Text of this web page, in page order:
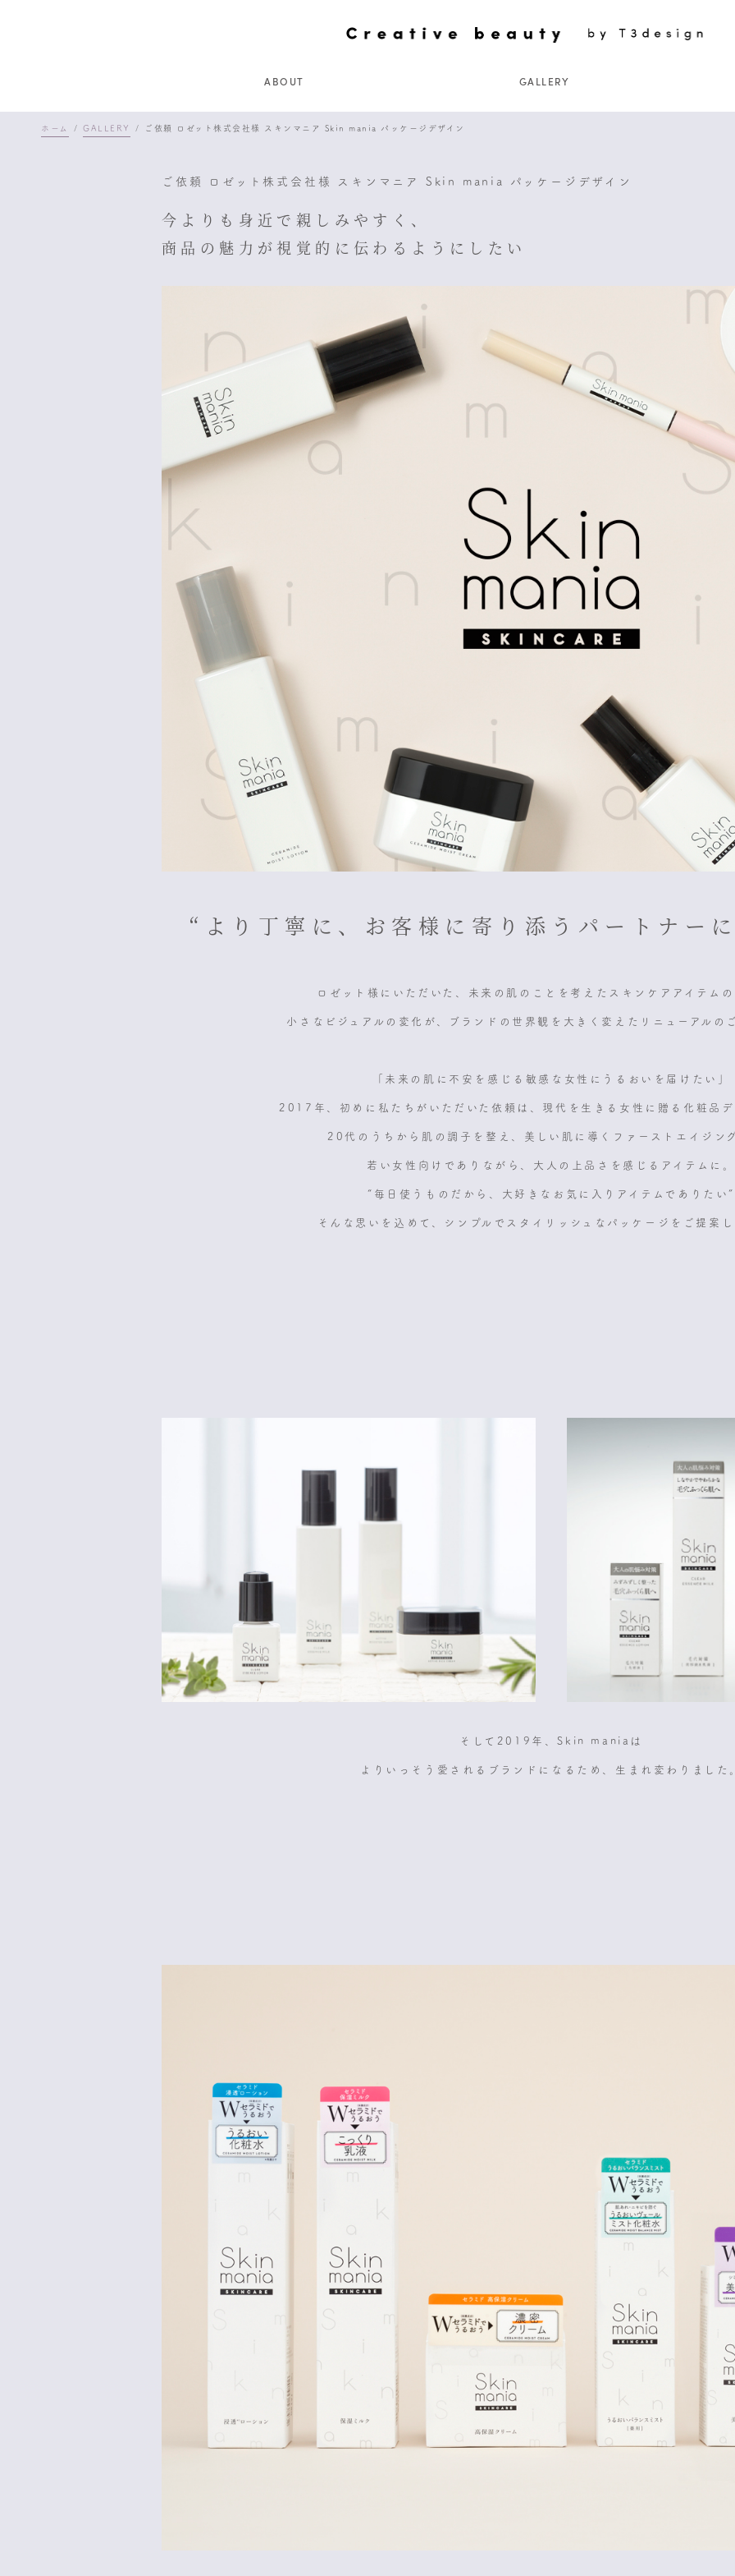
ABOUT GALLERY
ホーム GALLERY ご依頼 ロゼット株式会社様 スキンマニア Skin mania パッケージデザイン
ご依頼 ロゼット株式会社様 スキンマニア Skin mania パッケージデザイン
今よりも身近で親しみやすく、
商品の魅力が視覚的に伝わるようにしたい
“より丁寧に、お客様に寄り添うパートナー
ロゼット様にいただいた、未来の肌のことを考えたスキンケアアイテム
小さなビジュアルの変化が、ブランドの世界観を大きく変えたリニューアルの
「未来の肌に不安を感じる敏感な女性にうるおいを届けたい」
2017年、初めに私たちがいただいた依頼は、現代を生きる女性に贈る化粧品
20代のうちから肌の調子を整え、美しい肌に導くファーストエイジン
若い女性向けでありながら、大人の上品さを感じるアイテムに。
“毎日使うものだから、大好きなお気に入りアイテムでありたい”
そんな思いを込めて、シンプルでスタイリッシュなパッケージをご提案
そして2019年、Skin maniaは
よりいっそう愛されるブランドになるため、生まれ変わりました